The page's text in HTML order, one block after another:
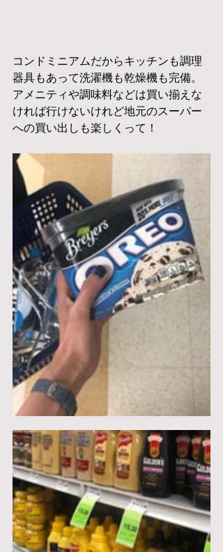
コンドミニアムだからキッチンも調理
器具もあって洗濯機も乾燥機も完備。
アメニティや調味料などは買い揃えな
ければ行けないけれど地元のスーパー
への買い出しも楽しくって！